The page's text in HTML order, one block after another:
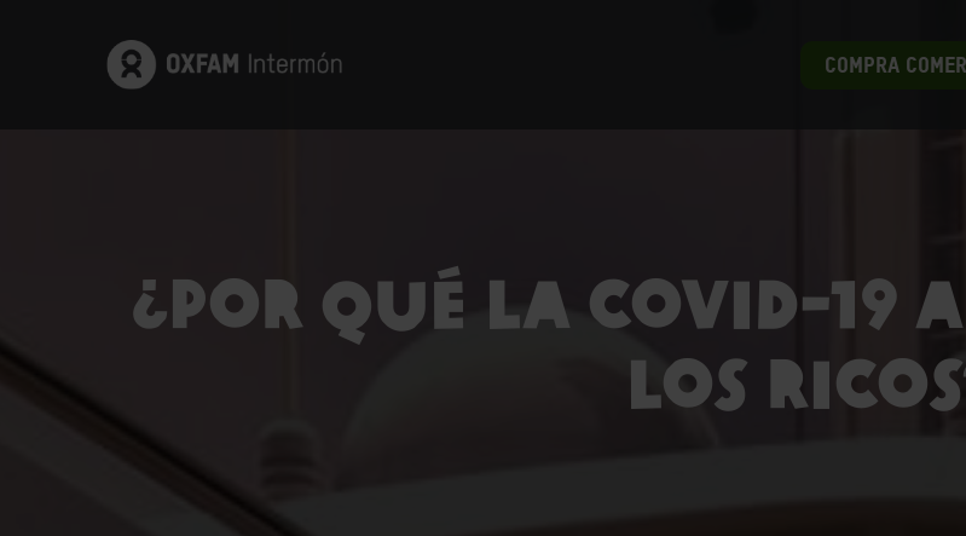
COMPRA
¿Por qué la COVID-19
los